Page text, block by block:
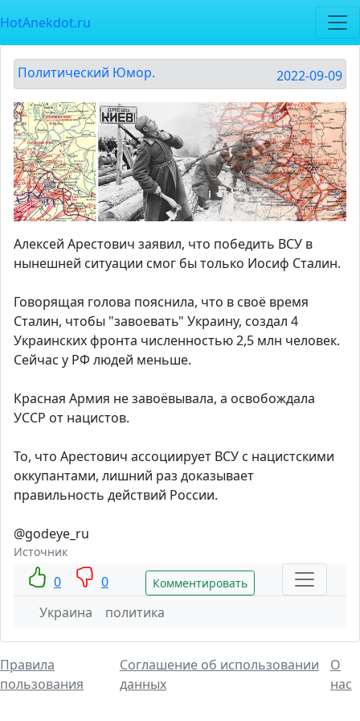
HotAnekdot.ru
Политический Юмор. 2022-09-09
Алексей Арестович заявил, что победить ВСУ в
нынешней ситуации смог бы только Иосиф Сталин.
Говорящая голова пояснила, что в своё время
Сталин, чтобы "завоевать" Украину, создал 4
Украинских фронта численностью 2,5 млн человек.
Сейчас у РФ людей меньше.
Красная Армия не завоёвывала, а освобождала
УССР от нацистов.
То, что Арестович ассоциирует ВСУ с нацистскими
оккупантами, лишний раз доказывает
правильность действий России.
@godeye_ru
Источник
0 0 Комментировать
Украина политика
Правила
пользования
Соглашение об использовании
данных
О
нас